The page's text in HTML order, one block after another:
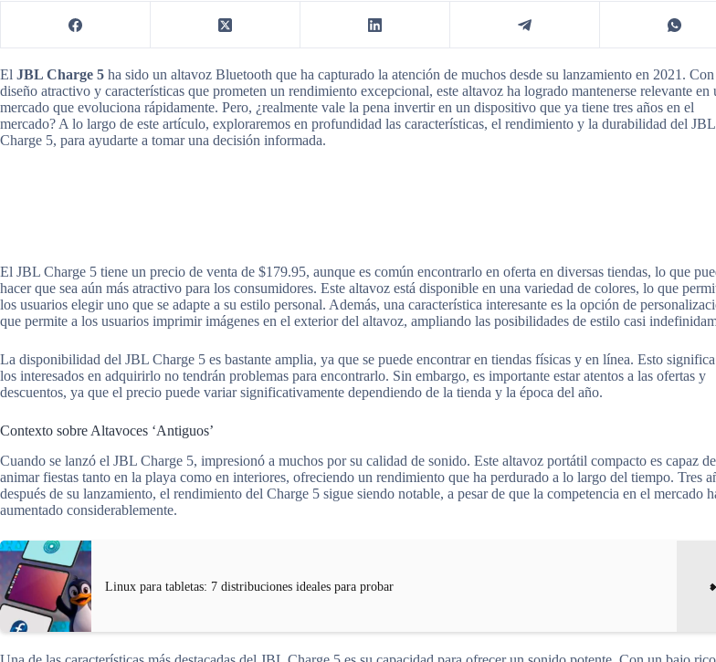
El JBL Charge 5 ha sido un altavoz Bluetooth que ha capturado la atención de muchos desde su lanzamiento en 2021.
diseño atractivo y características que prometen un rendimiento excepcional, este altavoz ha logrado mantenerse relevante en
mercado que evoluciona rápidamente. Pero, ¿realmente vale la pena invertir en un dispositivo que ya tiene tres años en el
mercado? A lo largo de este artículo, exploraremos en profundidad las características, el rendimiento y la durabilidad del JBL
Charge 5, para ayudarte a tomar una decisión informada.
El JBL Charge 5 tiene un precio de venta de $179.95, aunque es común encontrarlo en oferta en diversas tiendas, lo que
hacer que sea aún más atractivo para los consumidores. Este altavoz está disponible en una variedad de colores, lo que
los usuarios elegir uno que se adapte a su estilo personal. Además, una característica interesante es la opción de
que permite a los usuarios imprimir imágenes en el exterior del altavoz, ampliando las posibilidades de estilo casi
La disponibilidad del JBL Charge 5 es bastante amplia, ya que se puede encontrar en tiendas físicas y en línea. Esto
los interesados en adquirirlo no tendrán problemas para encontrarlo. Sin embargo, es importante estar atentos a las ofertas y
descuentos, ya que el precio puede variar significativamente dependiendo de la tienda y la época del año.
Contexto sobre Altavoces ‘Antiguos’
Cuando se lanzó el JBL Charge 5, impresionó a muchos por su calidad de sonido. Este altavoz portátil compacto es capaz de
animar fiestas tanto en la playa como en interiores, ofreciendo un rendimiento que ha perdurado a lo largo del tiempo. Tres
después de su lanzamiento, el rendimiento del Charge 5 sigue siendo notable, a pesar de que la competencia en el mercado
aumentado considerablemente.
Linux para tabletas: 7 distribuciones ideales para probar